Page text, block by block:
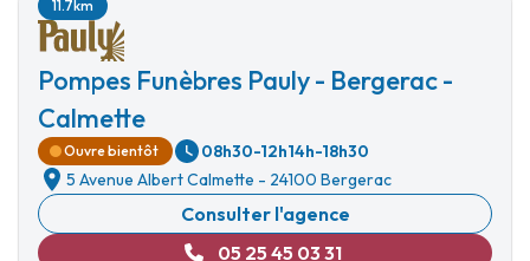
Pompes Funèbres Pauly - Bergerac -
Calmette
11.7km
Ouvre bientôt 08h30-12h14h-18h30
5 Avenue Albert Calmette - 24100 Bergerac
Consulter l'agence
05 25 45 03 31